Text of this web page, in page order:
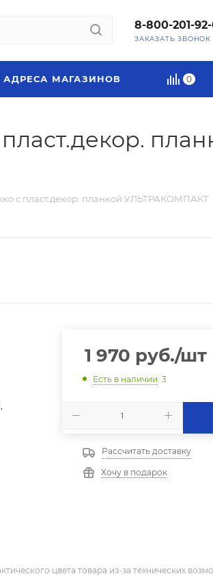
8-800-201-
ЗАКАЗАТЬ ЗВОНОК
0
АДРЕСА МАГАЗИНОВ
с пласт.декор. планкой УЛЬТРАКОМПАКТ
1 970 руб./шт
Есть в наличии: 3
Рассчитать доставку
Хочу в подарок
цвета товара из-за технических